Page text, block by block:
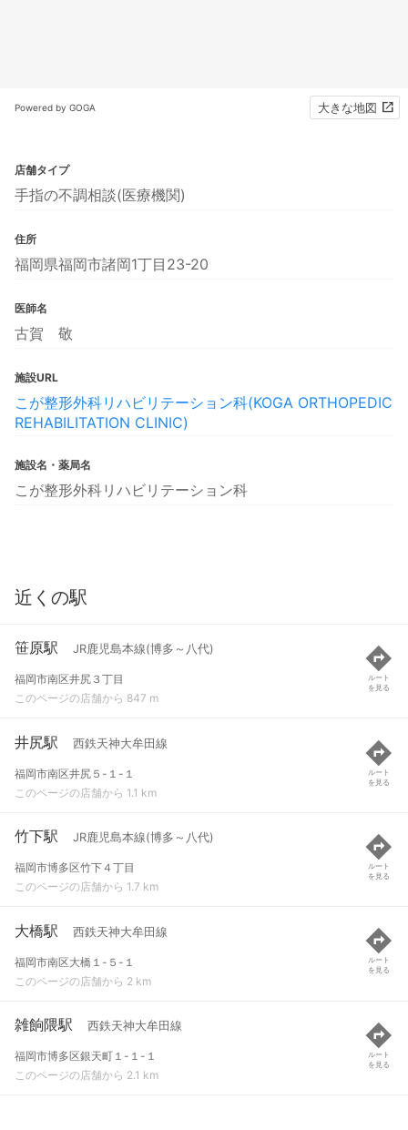
Powered by GOGA 大きな地図
店舗タイプ
手指の不調相談(医療機関)
住所
福岡県福岡市諸岡1丁目23-20
医師名
古賀 敬
施設URL
こが整形外科リハビリテーション科(KOGA ORTHOPEDIC
REHABILITATION CLINIC)
施設名・薬局名
こが整形外科リハビリテーション科
近くの駅
笹原駅 JR鹿児島本線(博多～八代)
福岡市南区井尻３丁目
このページの店舗から 847 m
ルート
を見る
井尻駅 西鉄天神大牟田線
福岡市南区井尻５-１-１
このページの店舗から 1.1 km
ルート
を見る
竹下駅 JR鹿児島本線(博多～八代)
福岡市博多区竹下４丁目
このページの店舗から 1.7 km
ルート
を見る
大橋駅 西鉄天神大牟田線
福岡市南区大橋１-５-１
このページの店舗から 2 km
ルート
を見る
雑餉隈駅 西鉄天神大牟田線
福岡市博多区銀天町１-１-１
このページの店舗から 2.1 km
ルート
を見る